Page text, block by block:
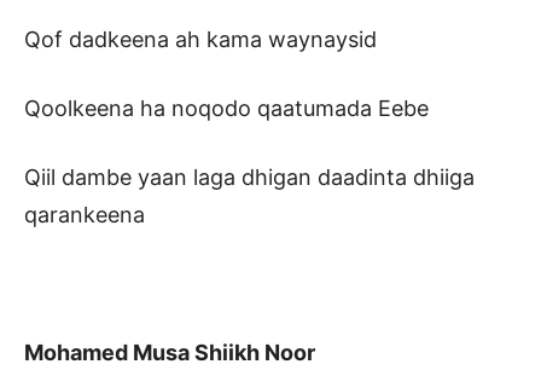
Qof dadkeena ah kama waynaysid
Qoolkeena ha noqodo qaatumada Eebe
Qiil dambe yaan laga dhigan daadinta dhiiga
qarankeena
Mohamed Musa Shiikh Noor